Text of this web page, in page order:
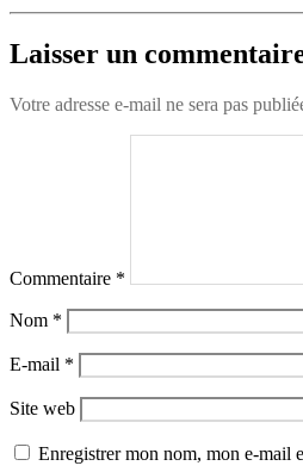
Laisser un
Votre adresse e-mail ne sera pas
Commentaire *
Nom *
E-mail *
Site web
Enregistrer mon nom, mon e-mail